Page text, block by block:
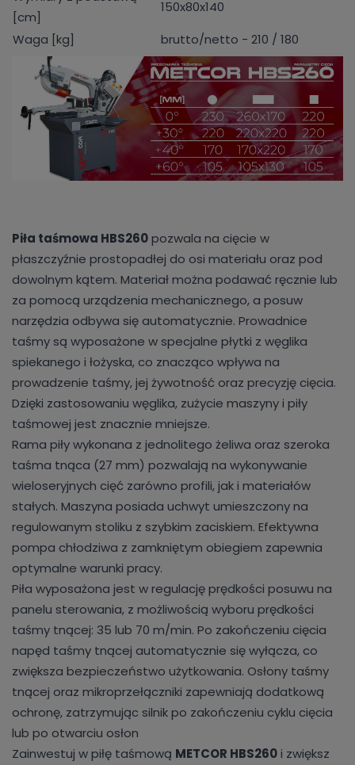
[cm]
150x80x140
Waga [kg]
brutto/netto - 210 / 180
Piła taśmowa HBS260pozwala na cięcie w
płaszczyźnie prostopadłej do osi materiału oraz pod
dowolnym kątem. Materiał można podawać ręcznie lub
za pomocą urządzenia mechanicznego, a posuw
narzędzia odbywa się automatycznie. Prowadnice
taśmy są wyposażone w specjalne płytki z węglika
spiekanego i łożyska, co znacząco wpływa na
prowadzenie taśmy, jej żywotność oraz precyzję cięcia.
Dzięki zastosowaniu węglika, zużycie maszyny i piły
taśmowej jest znacznie mniejsze.
Rama piły wykonana z jednolitego żeliwa oraz szeroka
taśma tnąca (27 mm) pozwalają na wykonywanie
wieloseryjnych cięć zarówno profili, jak i materiałów
stałych. Maszyna posiada uchwyt umieszczony na
regulowanym stoliku z szybkim zaciskiem. Efektywna
pompa chłodziwa z zamkniętym obiegiem zapewnia
optymalne warunki pracy.
Piła wyposażona jest w regulację prędkości posuwu na
panelu sterowania, z możliwością wyboru prędkości
taśmy tnącej: 35 lub 70 m/min. Po zakończeniu cięcia
napęd taśmy tnącej automatycznie się wyłącza, co
zwiększa bezpieczeństwo użytkowania. Osłony taśmy
tnącej oraz mikroprzełączniki zapewniają dodatkową
ochronę, zatrzymując silnik po zakończeniu cyklu cięcia
lub po otwarciu osłon
Zainwestuj w piłę taśmową METCOR HBS260i zwiększ